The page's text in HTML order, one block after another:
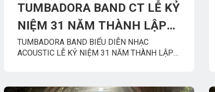
TUMBADORA BAND CT LỄ KỶ
NIỆM 31 NĂM THÀNH LẬP
CÔNG TY TIẾN PHƯỚC
TUMBADORA BAND BIỂU DIỄN NHẠC
ACOUSTIC LỄ KỶ NIỆM 31 NĂM THÀNH LẬP
TUMBADORA_FLAMENCO_BAND​​​​